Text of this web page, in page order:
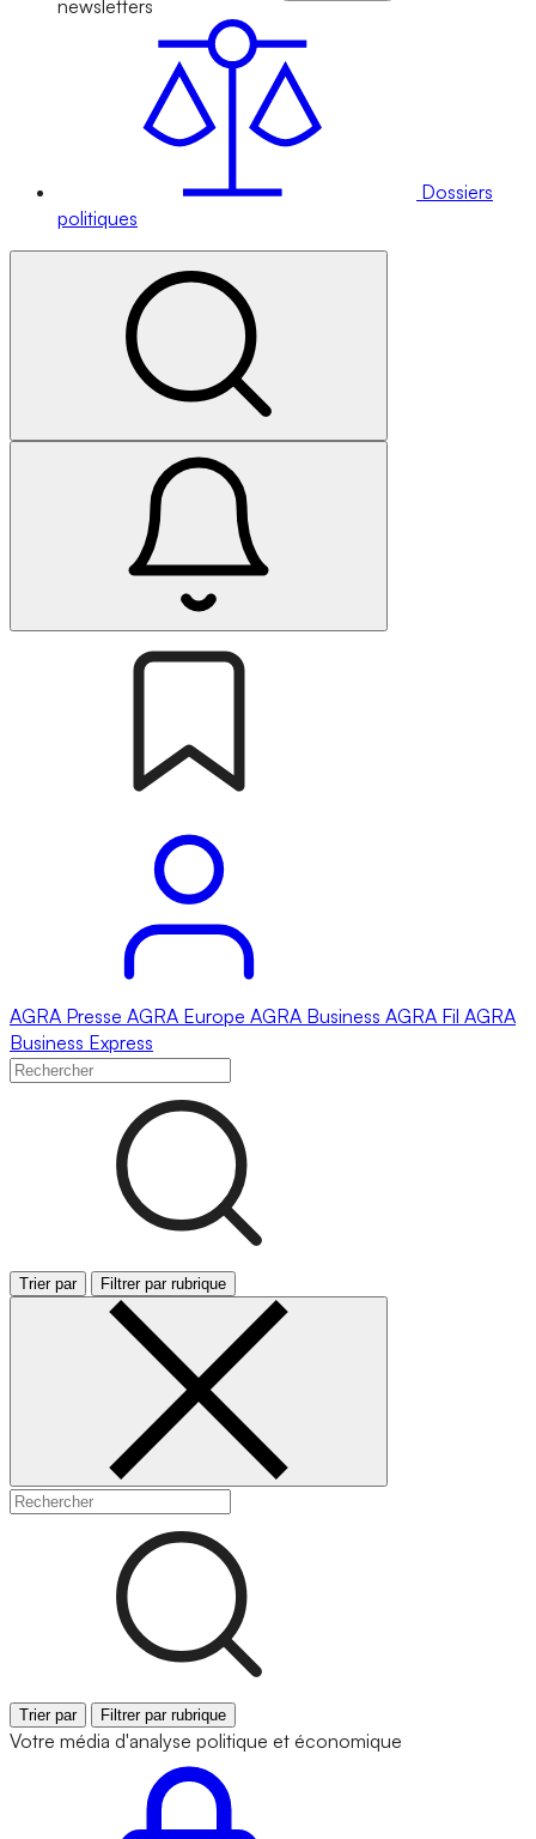
newsletters
Dossiers
politiques
AGRA Presse AGRA Europe AGRA Business AGRA Fil AGRA
Business Express
Trier par Filtrer par rubrique
Trier par Filtrer par rubrique
Votre média d'analyse politique et économique